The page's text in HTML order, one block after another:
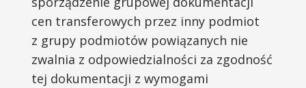
cen transferowych przez inny podmiot
z grupy podmiotów powiązanych nie
zwalnia z odpowiedzialności za zgodność
tej dokumentacji z wymogami